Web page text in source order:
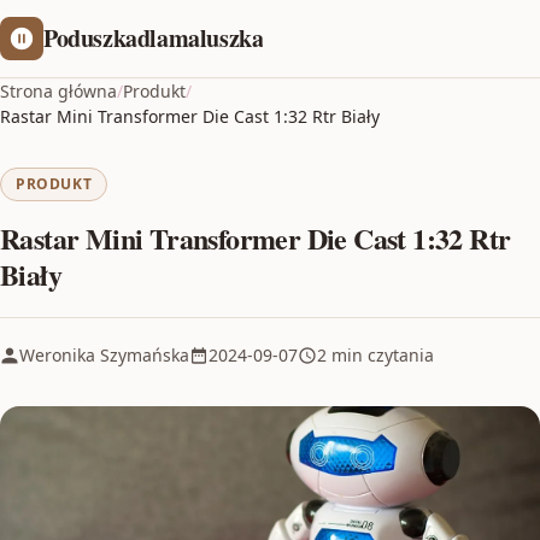
Poduszkadlamaluszka
Strona główna/Produkt/
Rastar Mini Transformer Die Cast 1:32 Rtr Biały
PRODUKT
Rastar Mini Transformer Die Cast 1:32 Rtr
Biały
Weronika Szymańska 2024-09-07 2 min czytania